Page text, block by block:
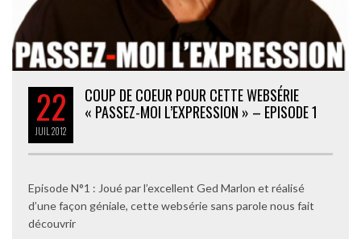
22
JUIL 2012
COUP DE COEUR POUR CETTE WEBSÉRIE
« PASSEZ-MOI L’EXPRESSION » – EPISODE 1
Episode N°1 : Joué par l’excellent Ged Marlon et réalisé
d’une façon géniale, cette websérie sans parole nous fait
découvrir